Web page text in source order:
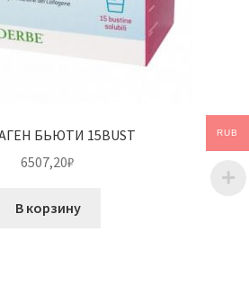
БЬЮТИ 15BUST
6507,20₽
В корзину
RUB